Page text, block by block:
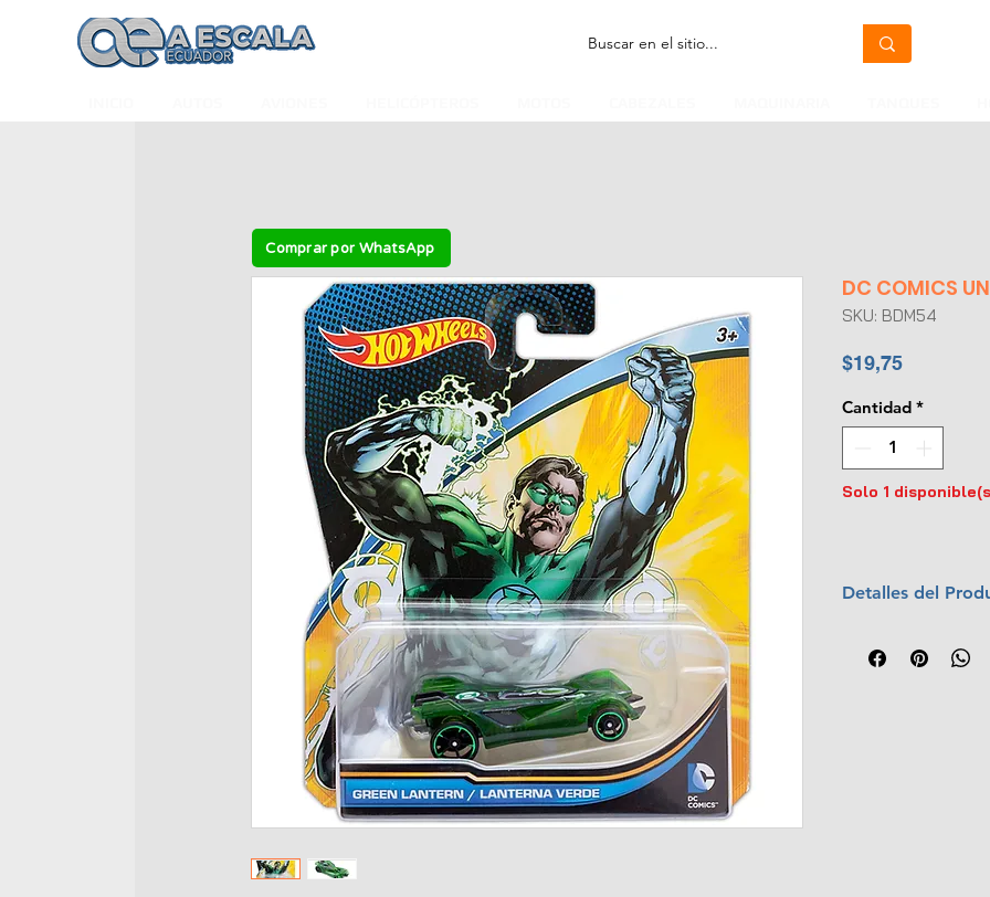
DC COMICS
SKU: BDM54
$19,75Precio
Cantidad *
Solo 1
Detalles del
Colección:
DC
Comprar por WhatsApp